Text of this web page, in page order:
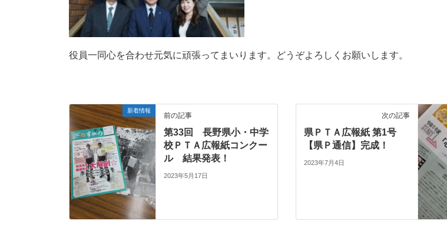
役員一同心を合わせ元気に頑張ってまいります。どうぞよろしくお願いします。
新着情報
前の記事
第33回 長野県小・中学
校ＰＴＡ広報紙コンクー
ル 結果発表！
2023年5月17日
次の記事
県ＰＴＡ広報紙 第1号
【県Ｐ通信】完成！
2023年7月4日